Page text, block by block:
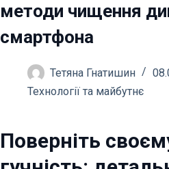
методи чищення
смартфона
Тетяна Гнатишин
Технології та майбутнє
Поверніть